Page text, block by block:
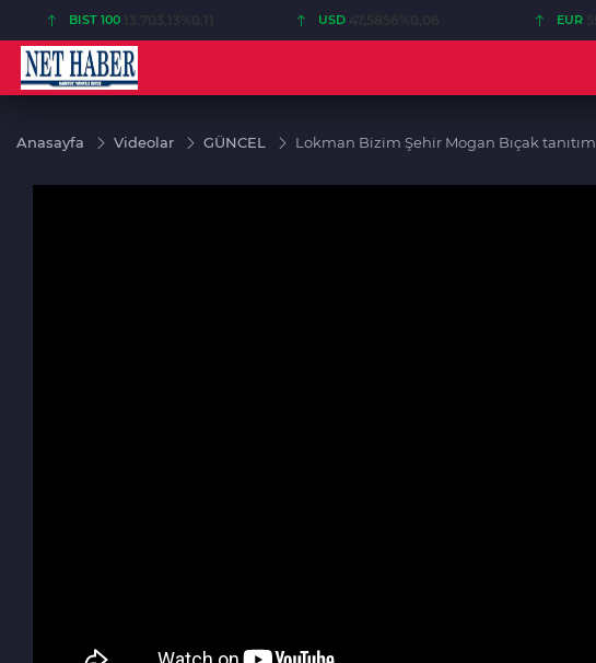
BIST 100 USD EUR
Anasayfa Videolar GÜNCEL Lokman Bizim Şehir Mogan Bıçak tanıtım